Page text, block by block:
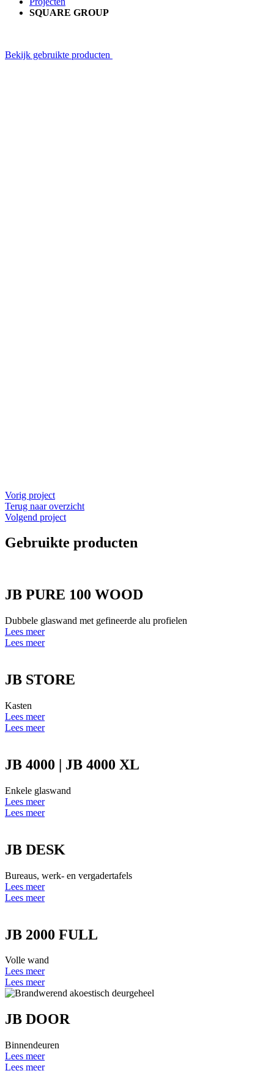
SQUARE GROUP
Bekijk gebruikte producten
Vorig project
Terug naar overzicht
Volgend project
Gebruikte producten
JB PURE 100 WOOD
Dubbele glaswand met gefineerde alu profielen
Lees meer
Lees meer
JB STORE
Kasten
Lees meer
Lees meer
JB 4000 | JB 4000 XL
Enkele glaswand
Lees meer
Lees meer
JB DESK
Bureaus, werk- en vergadertafels
Lees meer
Lees meer
JB 2000 FULL
Volle wand
Lees meer
Lees meer
JB DOOR
Binnendeuren
Lees meer
Lees meer